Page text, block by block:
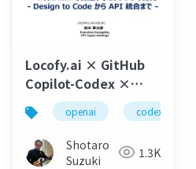
Locofy.ai × GitHub
Copilot-Codex ×
Postman で加速するモ
ダンアプリ開発
openai codex
Shotaro
Suzuki
1.3K